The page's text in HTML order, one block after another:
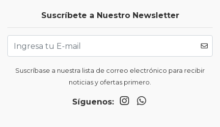
Suscríbete a Nuestro Newsletter
Suscríbase a nuestra lista de correo electrónico para recibir
noticias y ofertas primero.
Síguenos: